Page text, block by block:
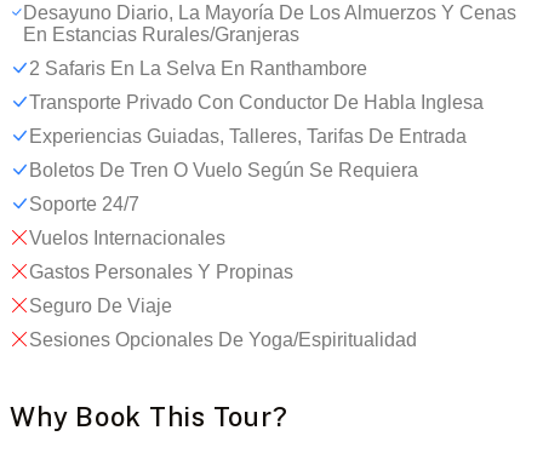
Desayuno Diario, La Mayoría De Los Almuerzos Y Cenas
En Estancias Rurales/granjeras
2 Safaris En La Selva En Ranthambore
Transporte Privado Con Conductor De Habla Inglesa
Experiencias Guiadas, Talleres, Tarifas De Entrada
Boletos De Tren O Vuelo Según Se Requiera
Soporte 24/7
Vuelos Internacionales
Gastos Personales Y Propinas
Seguro De Viaje
Sesiones Opcionales De Yoga/espiritualidad
Why Book This Tour?